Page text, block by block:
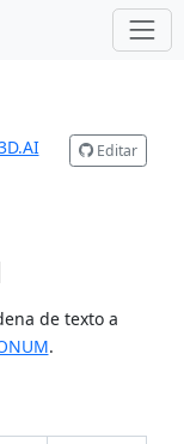
Editar
de texto a
.